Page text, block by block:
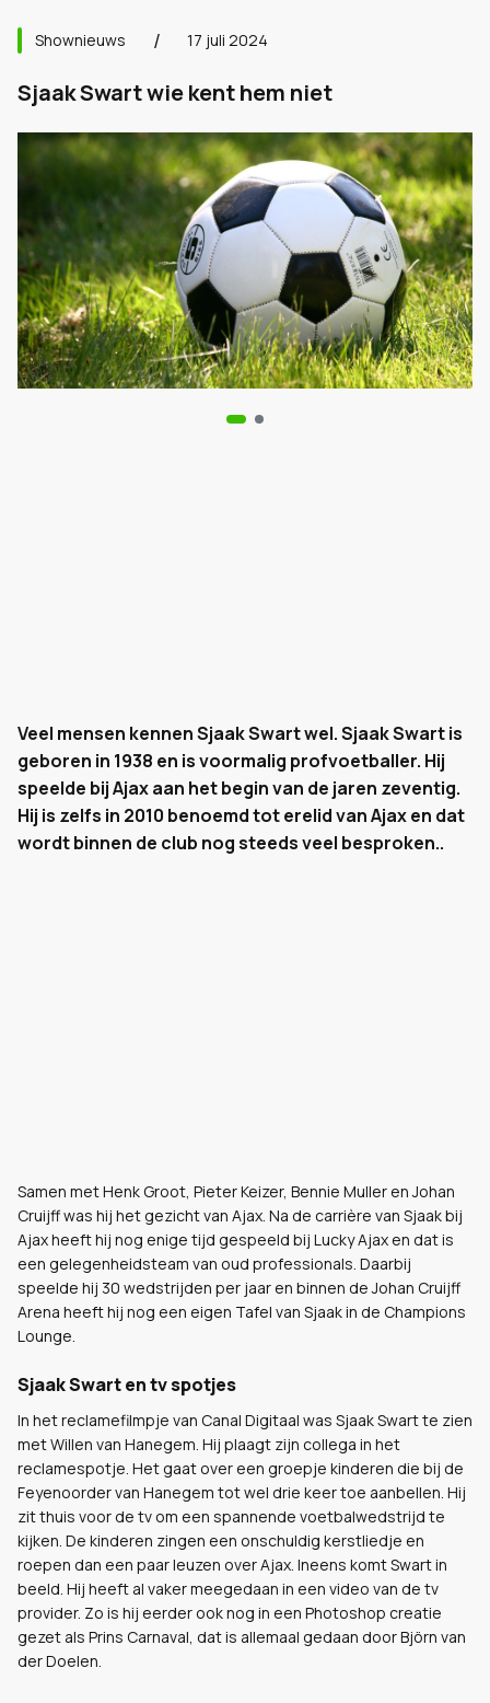
Shownieuws 17 juli 2024
Sjaak Swart wie kent hem niet
Veel mensen kennen Sjaak Swart wel. Sjaak Swart is
geboren in 1938 en is voormalig profvoetballer. Hij
speelde bij Ajax aan het begin van de jaren zeventig.
Hij is zelfs in 2010 benoemd tot erelid van Ajax en dat
wordt binnen de club nog steeds veel besproken..
Samen met Henk Groot, Pieter Keizer, Bennie Muller en Johan
Cruijff was hij het gezicht van Ajax. Na de carrière van Sjaak bij
Ajax heeft hij nog enige tijd gespeeld bij Lucky Ajax en dat is
een gelegenheidsteam van oud professionals. Daarbij
speelde hij 30 wedstrijden per jaar en binnen de Johan Cruijff
Arena heeft hij nog een eigen Tafel van Sjaak in de Champions
Lounge.
Sjaak Swart en tv spotjes
In het reclamefilmpje van Canal Digitaal was Sjaak Swart te zien
met Willen van Hanegem. Hij plaagt zijn collega in het
reclamespotje. Het gaat over een groepje kinderen die bij de
Feyenoorder van Hanegem tot wel drie keer toe aanbellen. Hij
zit thuis voor de tv om een spannende voetbalwedstrijd te
kijken. De kinderen zingen een onschuldig kerstliedje en
roepen dan een paar leuzen over Ajax. Ineens komt Swart in
beeld. Hij heeft al vaker meegedaan in een video van de tv
provider. Zo is hij eerder ook nog in een Photoshop creatie
gezet als Prins Carnaval, dat is allemaal gedaan door Björn van
der Doelen.